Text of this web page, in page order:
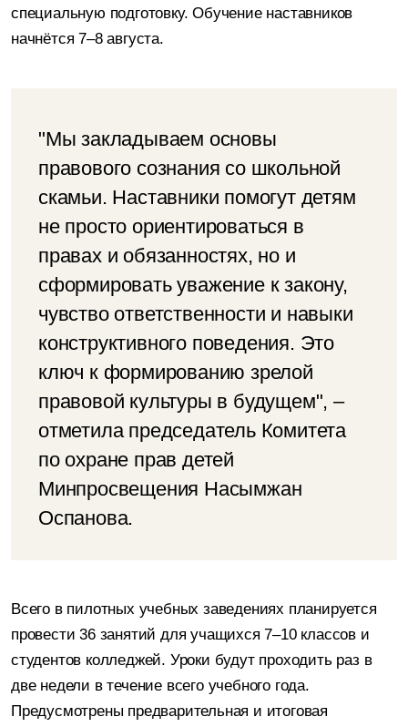
специальную подготовку.Обучение наставников
начнётся 7–8 августа.
"Мы закладываем основы
правового сознания со школьной
скамьи. Наставники помогут детям
не просто ориентироваться в
правах и обязанностях, но и
сформировать уважение к закону,
чувство ответственности и навыки
конструктивного поведения. Это
ключ к формированию зрелой
правовой культуры в будущем", –
отметила председатель Комитета
по охране прав детей
Минпросвещения Насымжан
Оспанова.
Всего в пилотных учебных заведениях планируется
провести 36 занятий для учащихся 7–10 классов и
студентов колледжей. Уроки будут проходить раз в
две недели в течение всего учебного года.
Предусмотрены предварительная и итоговая